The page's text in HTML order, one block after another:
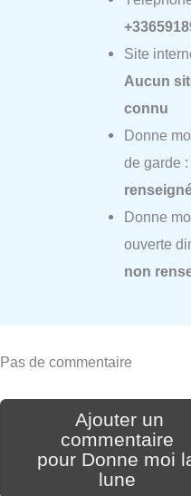
Site
Aucun
connu
Donne
de garde :
Donne
ouverte
non
Pas de commentaire
Ajouter un
commentaire
pour Donne moi
lune